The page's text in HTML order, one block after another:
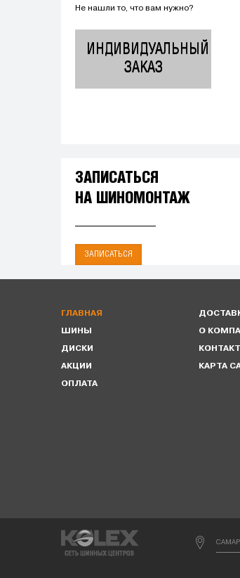
Не нашли то, что вам нужно?
ИНДИВИДУАЛЬНЫЙ
ЗАКАЗ
ЗАПИСАТЬСЯ
НА ШИНОМОНТАЖ
ЗАПИСАТЬСЯ
ГЛАВНАЯ
ШИНЫ
ДИСКИ
АКЦИИ
ОПЛАТА
О
КАРТА